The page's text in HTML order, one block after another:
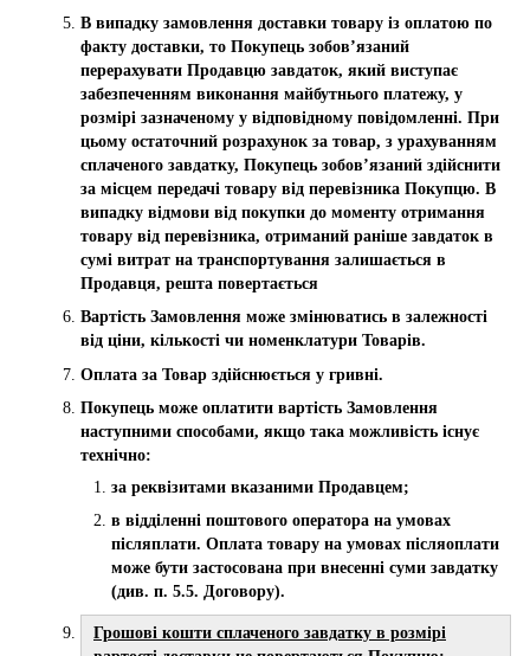
В випадку замовлення доставки товару із оплатою по
факту доставки, то Покупець зобов’язаний
перерахувати Продавцю завдаток, який виступає
забезпеченням виконання майбутнього платежу, у
розмірі зазначеному у відповідному повідомленні. При
цьому остаточний розрахунок за товар, з урахуванням
сплаченого завдатку, Покупець зобов’язаний здійснити
за місцем передачі товару від перевізника Покупцю. В
випадку відмови від покупки до моменту отримання
товару від перевізника, отриманий раніше завдаток в
сумі витрат на транспортування залишається в
Продавця, решта повертається
Вартість Замовлення може змінюватись в залежності
від ціни, кількості чи номенклатури Товарів.
Оплата за Товар здійснюється у гривні.
Покупець може оплатити вартість Замовлення
наступними способами, якщо така можливість існує
технічно:
за реквізитами вказаними Продавцем;
в відділенні поштового оператора на умовах
післяплати. Оплата товару на умовах післяоплати
може бути застосована при внесенні суми завдатку
(див. п. 5.5. Договору).
Грошові кошти сплаченого завдатку в розмірі